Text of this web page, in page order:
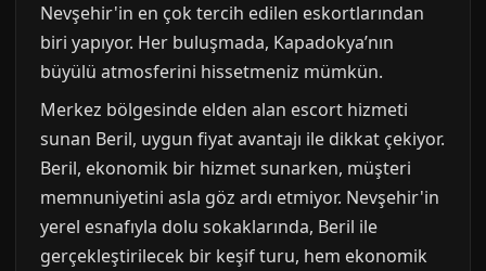
Nevşehir'in en çok tercih edilen eskortlarından
biri yapıyor. Her buluşmada, Kapadokya’nın
büyülü atmosferini hissetmeniz mümkün.
Merkez bölgesinde elden alan escort hizmeti
sunan Beril, uygun fiyat avantajı ile dikkat çekiyor.
Beril, ekonomik bir hizmet sunarken, müşteri
memnuniyetini asla göz ardı etmiyor. Nevşehir'in
yerel esnafıyla dolu sokaklarında, Beril ile
gerçekleştirilecek bir keşif turu, hem ekonomik